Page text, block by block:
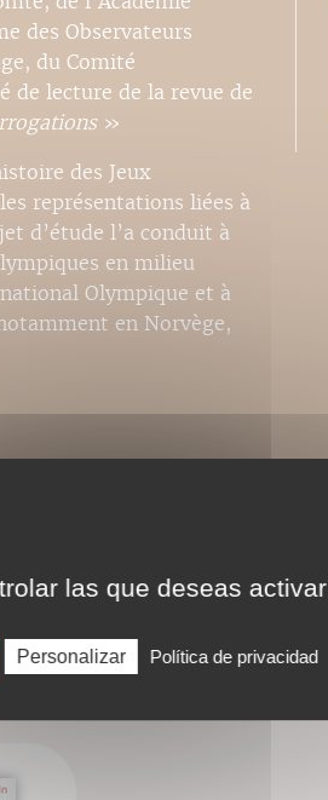
des Observateurs
du Comité
de lecture de la revue de
»
des Jeux
représentations liées à
d’étude l’a conduit à
en milieu
Olympique et à
en Norvège,
las que deseas activar
Personalizar Política de privacidad